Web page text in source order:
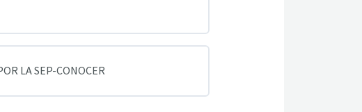
LA SEP-CONOCER